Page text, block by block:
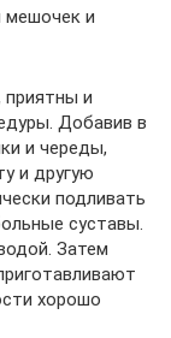
мешочек и
приятны и
Добавив в
и череды,
и другую
подливать
суставы.
Затем
хорошо